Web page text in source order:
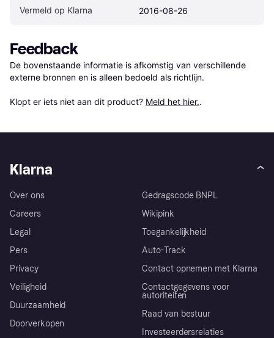
Vermeld op Klarna 2016-08-26
Feedback
De bovenstaande informatie is afkomstig van verschillende
externe bronnen en is alleen bedoeld als richtlijn.
Klopt er iets niet aan dit product? Meld het hier..
Klarna
Over ons
Careers
Legal
Pers
Privacy
Veiligheid
Duurzaamheid
Doorverkopen
Gedragscode BNPL
Wikipink
Toegankelijkheid
Auto-Track
Contact opnemen met Klarna
Contactgegevens voor
autoriteiten
Raad van bestuur
Investeerdersrelaties